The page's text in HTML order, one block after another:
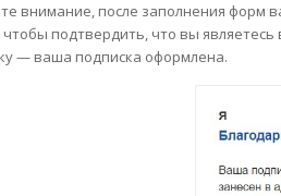
внимание, после заполнения форм
чтобы подтвердить, что вы
— ваша подписка оформлена.